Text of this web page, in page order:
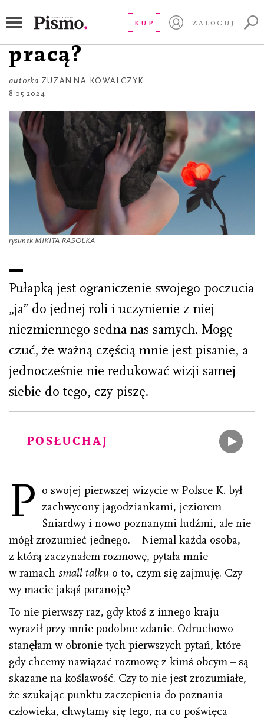
KUP ZALOGUJ
Czy jesteśmy swoją
pracą?
autorka ZUZANNA KOWALCZYK
8.05.2024
rysunek MIKITA RASOLKA
Pułapką jest ograniczenie swojego poczucia
„ja” do jednej roli i uczynienie z niej
niezmiennego sedna nas samych. Mogę
czuć, że ważną częścią mnie jest pisanie, a
jednocześnie nie redukować wizji samej
siebie do tego, czy piszę.
POSŁUCHAJ
P o swojej pierwszej wizycie w Polsce K. był
zachwycony jagodziankami, jeziorem
Śniardwy i nowo poznanymi ludźmi, ale nie
mógł zrozumieć jednego. – Niemal każda osoba,
z którą zaczynałem rozmowę, pytała mnie
w ramach small talku o to, czym się zajmuję. Czy
wy macie jakąś paranoję?
To nie pierwszy raz, gdy ktoś z innego kraju
wyraził przy mnie podobne zdanie. Odruchowo
stanęłam w obronie tych pierwszych pytań, które –
gdy chcemy nawiązać rozmowę z kimś obcym – są
skazane na koślawość. Czy to nie jest zrozumiałe,
że szukając punktu zaczepienia do poznania
człowieka, chwytamy się tego, na co poświęca